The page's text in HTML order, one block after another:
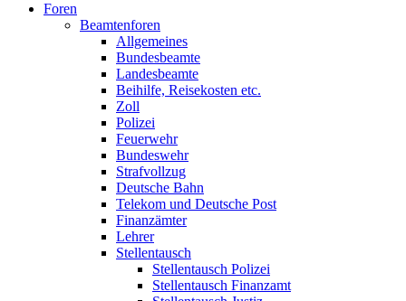
Foren
Beamtenforen
Allgemeines
Bundesbeamte
Landesbeamte
Beihilfe, Reisekosten etc.
Zoll
Polizei
Feuerwehr
Bundeswehr
Strafvollzug
Deutsche Bahn
Telekom und Deutsche Post
Finanzämter
Lehrer
Stellentausch
Stellentausch Polizei
Stellentausch Finanzamt